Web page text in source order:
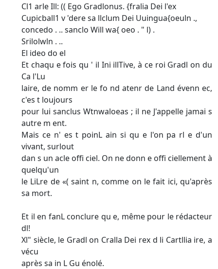
Cl1 arle Ill: (( Ego Gradlonus. {fralia Dei l'ex
Cupicball1 v 'dere sa llclum Dei Uuingua{oeuln .,
concedo . .. sanclo Will wa{ oeo . " l) .
Srilolwln . ..
El ideo do el
Et chaqu e fois qu ' il Ini illTive, à ce roi Gradl on du
Ca l'Lu­
laire, de nomm er le fo nd atenr de Land évenn ec,
c'es t loujours
pour lui sanclus Wtnwaloeas ; il ne J'appelle jamai s
autre­ m ent.
Mais ce n' es t poinL ain si qu e l'on pa rl e d'un
vivant, surlout
dan s un acle offi ciel. On ne donn e offi ciellement à
quelqu'un
le LiLre de «( saint n, comme on le fait ici, qu'après
sa mort.
Et il en fanL conclure qu e, même pour le rédacteur
dl!
Xl" siècle, le Gradl on Cralla Dei rex d li Cartllia ire, a
vécu
après sa in L Gu énolé.